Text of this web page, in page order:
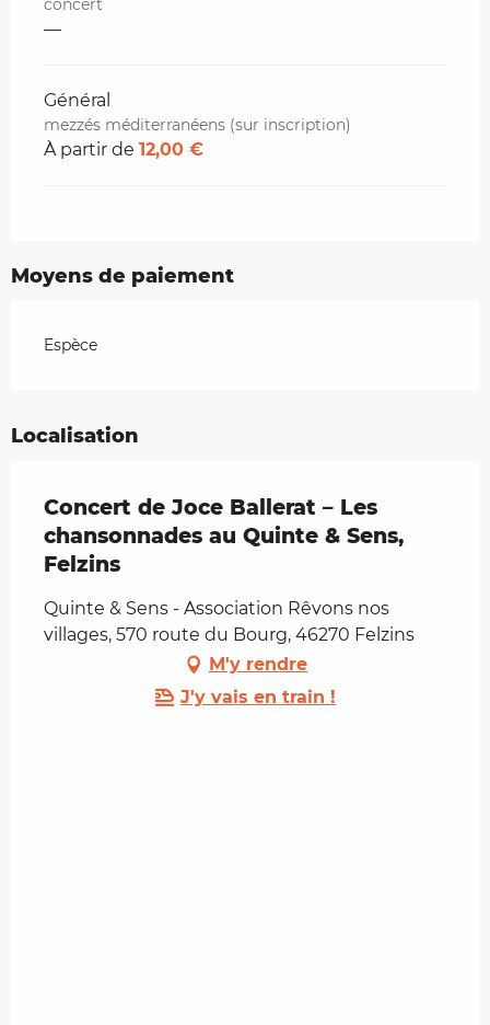
concert
—
Général
mezzés méditerranéens (sur inscription)
À partir de 12,00 €
Moyens de paiement
Espèce
Localisation
Concert de Joce Ballerat – Les
chansonnades au Quinte & Sens,
Felzins
Quinte & Sens - Association Rêvons nos
villages, 570 route du Bourg, 46270 Felzins
M'y rendre
J'y vais en train !